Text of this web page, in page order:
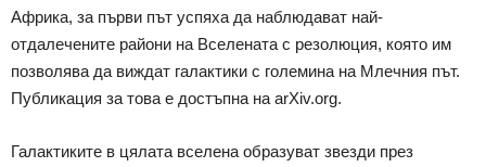
Африка, за първи път успяха да наблюдават най-
отдалечените райони на Вселената с резолюция, която им
позволява да виждат галактики с големина на Млечния път.
Публикация за това е достъпна на arXiv.org.
Галактиките в цялата вселена образуват звезди през